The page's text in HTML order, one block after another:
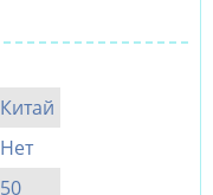
Китай
Нет
50